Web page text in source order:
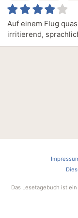
Auf einem Flug
irritierend,
Das Lesetagebuch ist